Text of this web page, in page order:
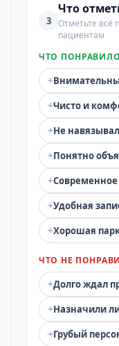
3
Что
Отметьте всё
пациентам
ЧТО
+
+Чисто и
+Не
+Понятно
+
+Удобная
+Хорошая
ЧТО НЕ
+Долго ждал
+Назначили
+Грубый